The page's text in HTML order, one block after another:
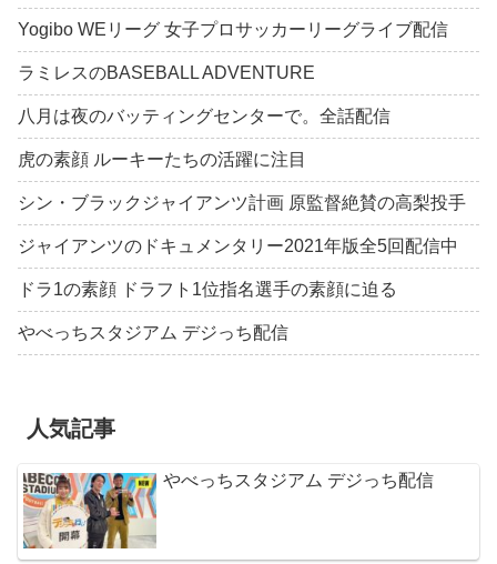
Yogibo WEリーグ 女子プロサッカーリーグライブ配信
ラミレスのBASEBALL ADVENTURE
八月は夜のバッティングセンターで。全話配信
虎の素顔 ルーキーたちの活躍に注目
シン・ブラックジャイアンツ計画 原監督絶賛の高梨投手
ジャイアンツのドキュメンタリー2021年版全5回配信中
ドラ1の素顔 ドラフト1位指名選手の素顔に迫る
やべっちスタジアム デジっち配信
人気記事
やべっちスタジアム デジっち配信